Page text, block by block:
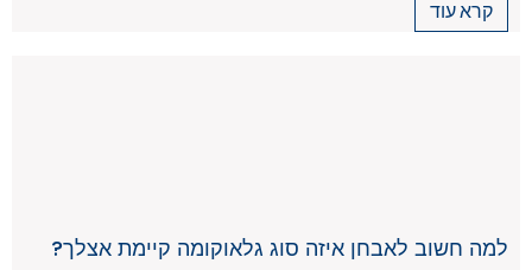
קרא עוד
למה חשוב לאבחן איזה סוג גלאוקומה קיימת אצלך?